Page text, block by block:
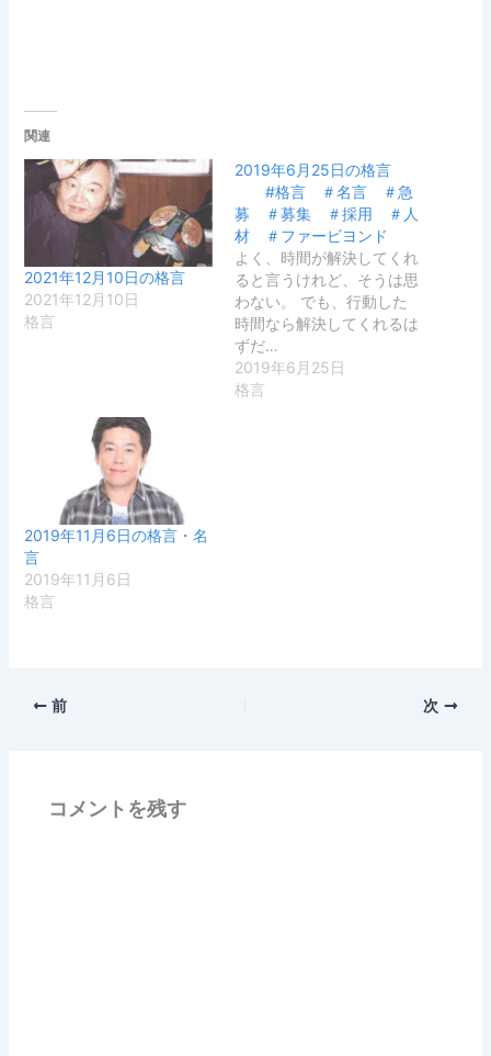
関連
2021年12月10日の格言
2021年12月10日
格言
2019年6月25日の格言
#格言 ＃名言 ＃急
募 ＃募集 ＃採用 ＃人
材 ＃ファービヨンド
よく、時間が解決してくれ
ると言うけれど、そうは思
わない。 でも、行動した
時間なら解決してくれるは
ずだ…
2019年6月25日
格言
2019年11月6日の格言・名
言
2019年11月6日
格言
前 次
コメントを残す